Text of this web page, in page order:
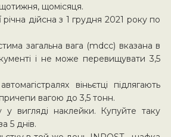
щомісяця.
річна дійсна з 1 грудня 2021 року по
загальна вага (mdcc) вказана в
і не може перевищувати 3,5
віньєтці підлягають
вагою до 3,5 тонн.
у вигляді наклейки. Купуйте таку
5 днів.